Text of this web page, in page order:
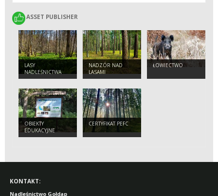
ASSET PUBLISHER
ASSET PUBLISHER
LASY
NADLEŚNICTWA
NADZÓR NAD
LASAMI
NIEPAŃSTWOWYMI
ŁOWIECTWO
OBIEKTY
EDUKACYJNE
CERTYFIKAT PEFC
KONTAKT:
Nadleśnictwo Gołdap